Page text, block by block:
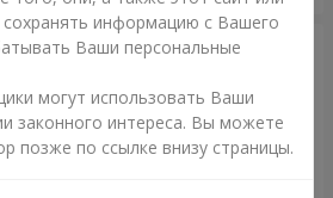
информацию с Вашего
Ваши персональные
могут использовать Ваши
законного интереса. Вы можете
позже по ссылке внизу страницы.